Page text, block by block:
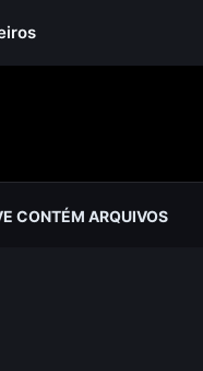
CONTÉM ARQUIVOS